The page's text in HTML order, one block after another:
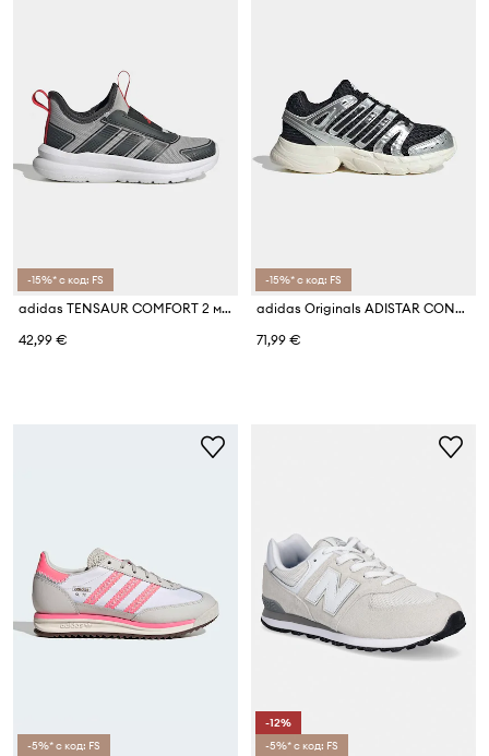
-15%* с код: FS
adidas TENSAUR COMFORT 2 маратонки за деца
42,99 €
-15%* с код: FS
adidas Originals ADISTAR CONTROL 5 маратонки за деца
71,99 €
-5%* с код: FS
-12%
-5%* с код: FS